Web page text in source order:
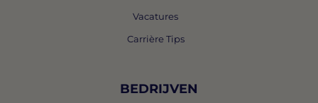
Vacatures
Carrière Tips
BEDRIJVEN